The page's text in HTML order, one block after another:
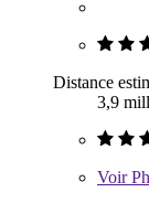
Distance
3,9
Voir